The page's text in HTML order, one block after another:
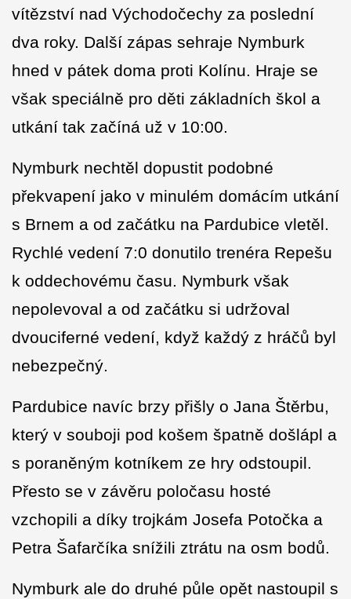
vítězství nad Východočechy za poslední
dva roky. Další zápas sehraje Nymburk
hned v pátek doma proti Kolínu. Hraje se
však speciálně pro děti základních škol a
utkání tak začíná už v 10:00.
Nymburk nechtěl dopustit podobné
překvapení jako v minulém domácím utkání
s Brnem a od začátku na Pardubice vletěl.
Rychlé vedení 7:0 donutilo trenéra Repešu
k oddechovému času. Nymburk však
nepolevoval a od začátku si udržoval
dvouciferné vedení, když každý z hráčů byl
nebezpečný.
Pardubice navíc brzy přišly o Jana Štěrbu,
který v souboji pod košem špatně došlápl a
s poraněným kotníkem ze hry odstoupil.
Přesto se v závěru poločasu hosté
vzchopili a díky trojkám Josefa Potočka a
Petra Šafarčíka snížili ztrátu na osm bodů.
Nymburk ale do druhé půle opět nastoupil s